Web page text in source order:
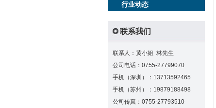
行业动态
联系我们
联系人：黄小姐 林先生
公司电话：0755-27799070
手机（深圳）：13713592465
手机（苏州）：19879188498
公司传真：0755-27793510